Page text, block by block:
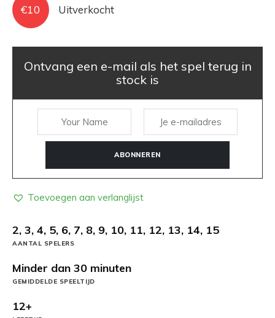
€10 Uitverkocht
Ontvang een e-mail als het spel terug in
stock is
ABONNEREN
Toevoegen aan verlanglijst
2, 3, 4, 5, 6, 7, 8, 9, 10, 11, 12, 13, 14, 15
AANTAL SPELERS
Minder dan 30 minuten
GEMIDDELDE SPEELTIJD
12+